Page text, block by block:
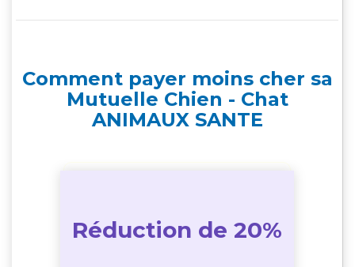
Comment payer moins cher sa
Mutuelle Chien - Chat
ANIMAUX SANTE
Réduction de 20%